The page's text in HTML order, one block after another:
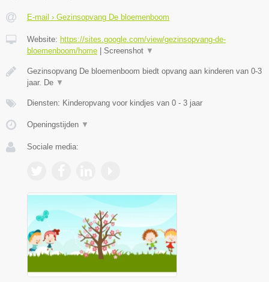
E-mail › Gezinsopvang De bloemenboom
Website: https://sites.google.com/view/gezinsopvang-de-
bloemenboom/home
Screenshot ▼
Gezinsopvang De bloemenboom biedt opvang aan kinderen van 0-3
jaar. De ▼
Diensten: Kinderopvang voor kindjes van 0 - 3 jaar
Openingstijden ▼
Sociale media: